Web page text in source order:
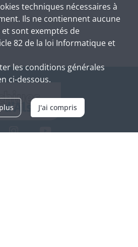
techniques nécessaires à
Ils ne contiennent aucune
sont exemptés de
82 de la loi Informatique et
les conditions générales
ci-dessous.
J'ai compris